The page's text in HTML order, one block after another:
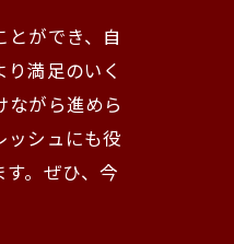
ができ、自
満足のいく
がら進めら
ッシュにも役
。ぜひ、今